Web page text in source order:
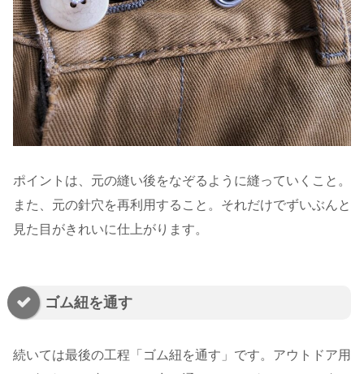
ポイントは、元の縫い後をなぞるように縫っていくこと。
また、元の針穴を再利用すること。それだけでずいぶんと
見た目がきれいに仕上がります。
ゴム紐を通す
続いては最後の工程「ゴム紐を通す」です。アウトドア用